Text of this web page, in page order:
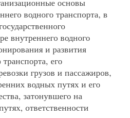
водного транспорта, в
внутреннего водного
и развития
его
грузов и пассажиров,
водных путях и его
затонувшего на
ответственности